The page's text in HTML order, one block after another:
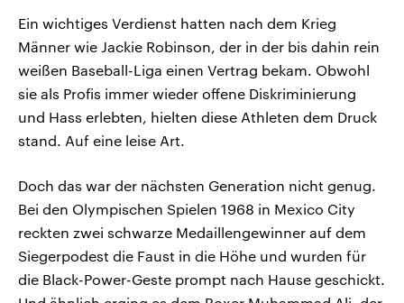
Ein wichtiges Verdienst hatten nach dem Krieg
Männer wie Jackie Robinson, der in der bis dahin rein
weißen Baseball-Liga einen Vertrag bekam. Obwohl
sie als Profis immer wieder offene Diskriminierung
und Hass erlebten, hielten diese Athleten dem Druck
stand. Auf eine leise Art.
Doch das war der nächsten Generation nicht genug.
Bei den Olympischen Spielen 1968 in Mexico City
reckten zwei schwarze Medaillengewinner auf dem
Siegerpodest die Faust in die Höhe und wurden für
die Black-Power-Geste prompt nach Hause geschickt.